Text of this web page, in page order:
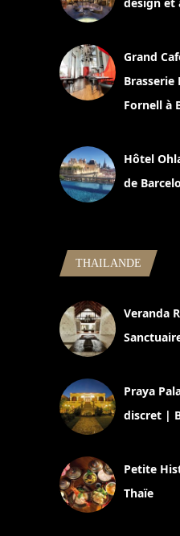
Grand
Brasserie
Fornell à
Hôtel
de
THAILANDE
Veranda
Praya
discret |
Petite
Thaïe